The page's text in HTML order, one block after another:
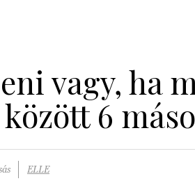
vagy, ha
6
ELLE